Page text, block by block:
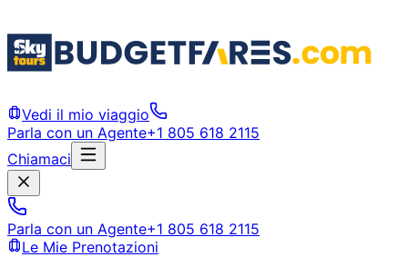
Vedi il mio viaggio
Parla con un Agente+1 805 618 2115
Chiamaci
Parla con un Agente+1 805 618 2115
Le Mie Prenotazioni